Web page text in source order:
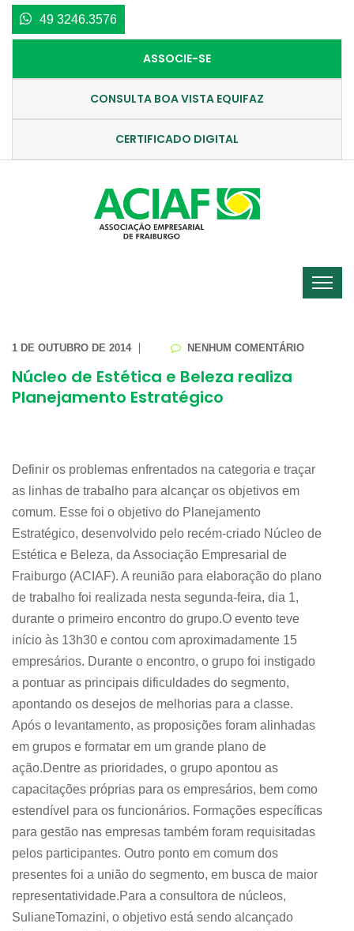
49 3246.3576
ASSOCIE-SE
CONSULTA BOA VISTA EQUIFAZ
CERTIFICADO DIGITAL
1 DE OUTUBRO DE 2014 NENHUM COMENTÁRIO
Núcleo de Estética e Beleza realiza
Planejamento Estratégico
Definir os problemas enfrentados na categoria e traçar
as linhas de trabalho para alcançar os objetivos em
comum. Esse foi o objetivo do Planejamento
Estratégico, desenvolvido pelo recém-criado Núcleo de
Estética e Beleza, da Associação Empresarial de
Fraiburgo (ACIAF). A reunião para elaboração do plano
de trabalho foi realizada nesta segunda-feira, dia 1,
durante o primeiro encontro do grupo.O evento teve
início às 13h30 e contou com aproximadamente 15
empresários. Durante o encontro, o grupo foi instigado
a pontuar as principais dificuldades do segmento,
apontando os desejos de melhorias para a classe.
Após o levantamento, as proposições foram alinhadas
em grupos e formatar em um grande plano de
ação.Dentre as prioridades, o grupo apontou as
capacitações próprias para os empresários, bem como
estendível para os funcionários. Formações específicas
para gestão nas empresas também foram requisitadas
pelos participantes. Outro ponto em comum dos
presentes foi a união do segmento, em busca de maior
representatividade.Para a consultora de núcleos,
SulianeTomazini, o objetivo está sendo alcançado